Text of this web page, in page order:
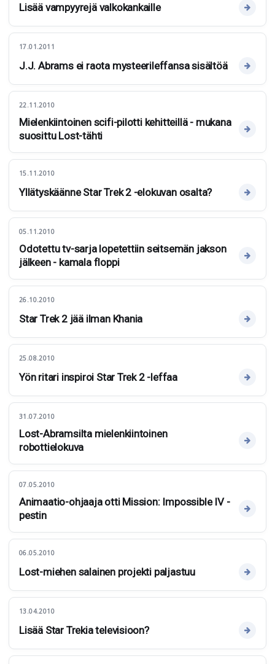
Lisää vampyyrejä valkokankaille
17.01.2011
J.J. Abrams ei raota mysteerileffansa sisältöä
22.11.2010
Mielenkiintoinen scifi-pilotti kehitteillä - mukana
suosittu Lost-tähti
15.11.2010
Yllätyskäänne Star Trek 2 -elokuvan osalta?
05.11.2010
Odotettu tv-sarja lopetettiin seitsemän jakson
jälkeen - kamala floppi
26.10.2010
Star Trek 2 jää ilman Khania
25.08.2010
Yön ritari inspiroi Star Trek 2 -leffaa
31.07.2010
Lost-Abramsilta mielenkiintoinen
robottielokuva
07.05.2010
Animaatio-ohjaaja otti Mission: Impossible IV -
pestin
06.05.2010
Lost-miehen salainen projekti paljastuu
13.04.2010
Lisää Star Trekia televisioon?